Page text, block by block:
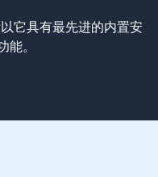
它具有最先进的内置安
。